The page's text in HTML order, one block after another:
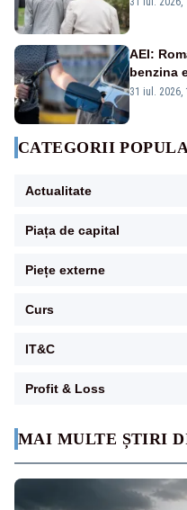
MAI MULTE ȘTIRI
AEI:
benzina
benzina
31 iul. 2026,
CATEGORII
Actualitate
Piața de capital
Piețe externe
Curs
IT&C
Profit & Loss